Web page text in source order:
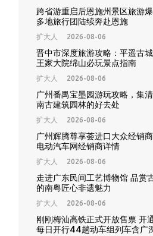
跨省游重启后恩施州景区旅游爆
多地旅行团陆续奔赴恩施
扩大人 2026-08-06
晋中市深度旅游攻略：平遥古
王家大院绵山必玩景点指南
扩大人 2026-08-06
广州番禺宝墨园游玩攻略，集
南古建筑园林的好去处
扩大人 2026-08-06
广州辉腾尊享荟进口大众经销
电动汽车网经销商详情
扩大人 2026-08-06
走进广东民间工艺博物馆 品赏
的南粤匠心非遗魅力
扩大人 2026-08-06
刚刚梅汕高铁正式开放售票 开
每日开行44趟动车组列车含广